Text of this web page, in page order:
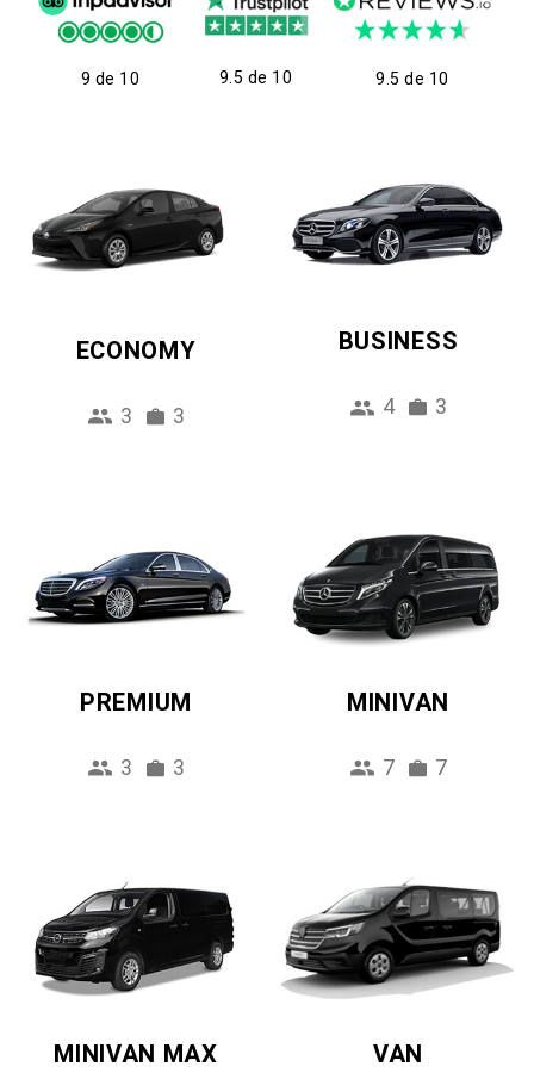
9 de 10 9.5 de 10 9.5 de 10
ECONOMY
3 3
BUSINESS
4 3
PREMIUM
3 3
MINIVAN
7 7
MINIVAN MAX VAN